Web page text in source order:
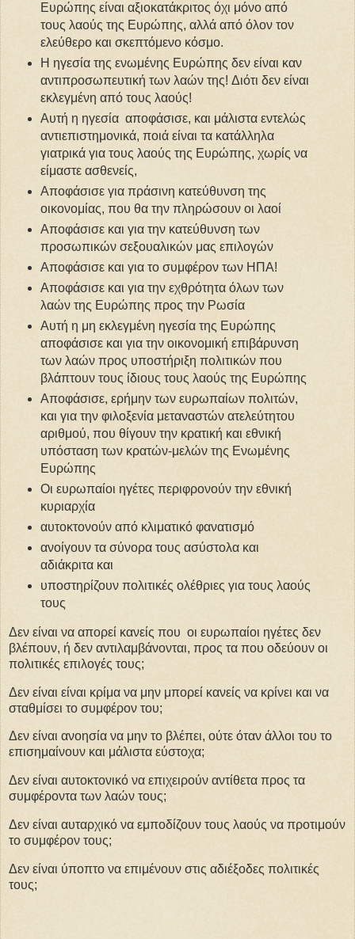
Ευρώπης είναι αξιοκατάκριτος όχι μόνο από
τους λαούς της Ευρώπης, αλλά από όλον τον
ελεύθερο και σκεπτόμενο κόσμο.
Η ηγεσία της ενωμένης Ευρώπης δεν είναι καν
αντιπροσωπευτική των λαών της! Διότι δεν είναι
εκλεγμένη από τους λαούς!
Αυτή η ηγεσία αποφάσισε, και μάλιστα εντελώς
αντιεπιστημονικά, ποιά είναι τα κατάλληλα
γιατρικά για τους λαούς της Ευρώπης, χωρίς να
είμαστε ασθενείς,
Αποφάσισε για πράσινη κατεύθυνση της
οικονομίας, που θα την πληρώσουν οι λαοί
Αποφάσισε και για την κατεύθυνση των
προσωπικών σεξουαλικών μας επιλογών
Αποφάσισε και για το συμφέρον των ΗΠΑ!
Αποφάσισε και για την εχθρότητα όλων των
λαών της Ευρώπης προς την Ρωσία
Αυτή η μη εκλεγμένη ηγεσία της Ευρώπης
αποφάσισε και για την οικονομική επιβάρυνση
των λαών προς υποστήριξη πολιτικών που
βλάπτουν τους ίδιους τους λαούς της Ευρώπης
Αποφάσισε, ερήμην των ευρωπαίων πολιτών,
και για την φιλοξενία μεταναστών ατελεύτητου
αριθμού, που θίγουν την κρατική και εθνική
υπόσταση των κρατών-μελών της Ενωμένης
Ευρώπης
Οι ευρωπαίοι ηγέτες περιφρονούν την εθνική
κυριαρχία
αυτοκτονούν από κλιματικό φανατισμό
ανοίγουν τα σύνορα τους ασύστολα και
αδιάκριτα και
υποστηρίζουν πολιτικές ολέθριες για τους λαούς
τους
Δεν είναι να απορεί κανείς που οι ευρωπαίοι ηγέτες δεν
βλέπουν, ή δεν αντιλαμβάνονται, προς τα που οδεύουν οι
πολιτικές επιλογές τους;
Δεν είναι είναι κρίμα να μην μπορεί κανείς να κρίνει και να
σταθμίσει το συμφέρον του;
Δεν είναι ανοησία να μην το βλέπει, ούτε όταν άλλοι του το
επισημαίνουν και μάλιστα εύστοχα;
Δεν είναι αυτοκτονικό να επιχειρούν αντίθετα προς τα
συμφέροντα των λαών τους;
Δεν είναι αυταρχικό να εμποδίζουν τους λαούς να προτιμούν
το συμφέρον τους;
Δεν είναι ύποπτο να επιμένουν στις αδιέξοδες πολιτικές
τους;